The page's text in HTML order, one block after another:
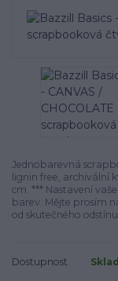
Jednobarevná
lignin free, archivální
cm. *** Nastavení
barev. Mějte prosím
od skutečného
Dostupnost